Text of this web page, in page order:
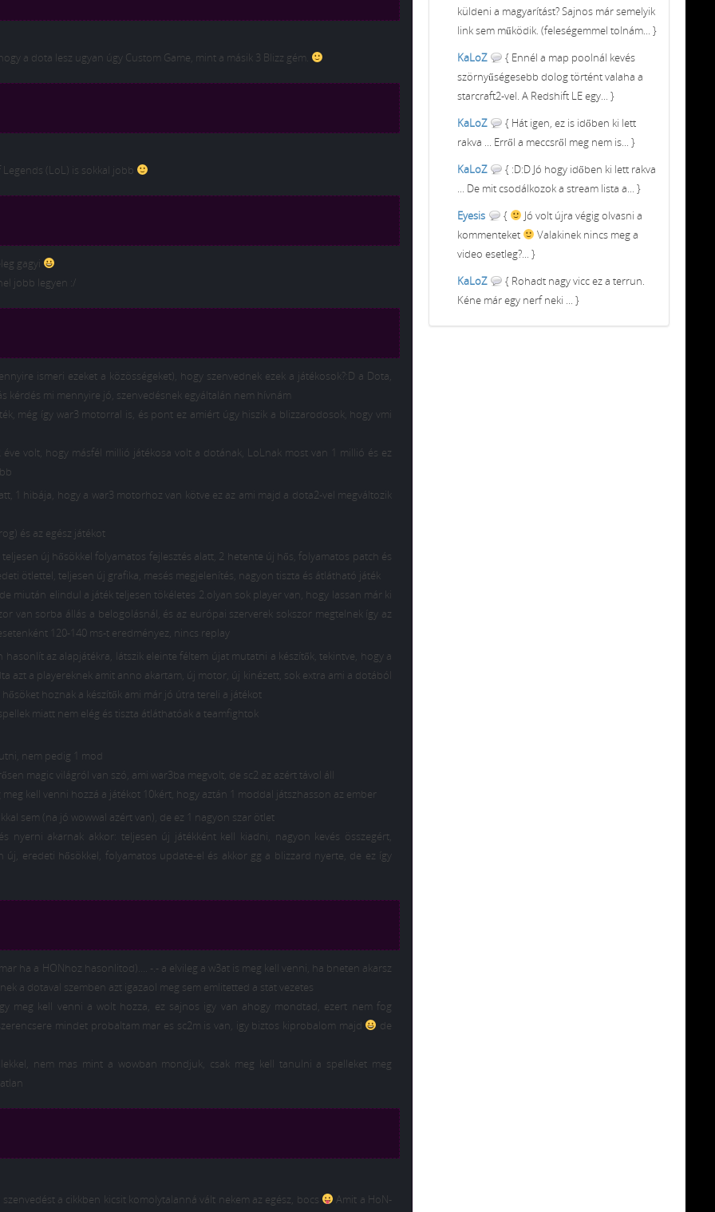
a dota lesz ugyan úgy Custom Game, mint a másik 3 Blizz gém.
(LoL) is sokkal jobb
gagyi
jobb legyen :/
ismeri ezeket a közösségeket), hogy szenvednek ezek a játékosok?:D a Dota,
kérdés mi mennyire jó, szenvedésnek egyáltalán nem hívnám
még így war3 motorral is, és pont ez amiért úgy hiszik a blizzarodosok, hogy vmi
volt, hogy másfél millió játékosa volt a dotának, LoLnak most van 1 millió és ez
1 hibája, hogy a war3 motorhoz van kötve ez az ami majd a dota2-vel megváltozik
és az egész játékot
új hősökkel folyamatos fejlesztés alatt, 2 hetente új hős, folyamatos patch és
ötlettel, teljesen új grafika, mesés megjelenítés, nagyon tiszta és átlátható játék
miután elindul a játék teljesen tökéletes 2.olyan sok player van, hogy lassan már ki
van sorba állás a belogolásnál, és az európai szerverek sokszor megtelnek így az
120-140 ms-t eredményez, nincs replay
hasonlít az alapjátékra, látszik eleinte féltem újat mutatni a készítők, tekintve, hogy a
azt a playereknek amit anno akartam, új motor, új kinézett, sok extra ami a dotából
hoznak a készítők ami már jó útra tereli a játékot
miatt nem elég és tiszta átláthatóak a teamfightok
nem pedig 1 mod
magic világról van szó, ami war3ba megvolt, de sc2 az azért távol áll
kell venni hozzá a játékot 10kért, hogy aztán 1 moddal játszhasson az ember
sem (na jó wowwal azért van), de ez 1 nagyon szar ötlet
nyerni akarnak akkor: teljesen új játékként kell kiadni, nagyon kevés összegért,
új, eredeti hősökkel, folyamatos update-el és akkor gg a blizzard nyerte, de ez így
ha a HONhoz hasonlitod)…. -.- a elvileg a w3at is meg kell venni, ha bneten akarsz
a dotaval szemben azt igazaol meg sem emlitetted a stat vezetes
meg kell venni a wolt hozza, ez sajnos igy van ahogy mondtad, ezert nem fog
mindet probaltam mar es sc2m is van, igy biztos kiprobalom majd
de
nem mas mint a wowban mondjuk, csak meg kell tanulni a spelleket meg
a cikkben kicsit komolytalanná vált nekem az egész, bocs
Amit a HoN-
küldeni a magyarítást? Sajnos már semelyik
link sem működik. (feleségemmel tolnám... }
KaLoZ
{ Ennél a map poolnál kevés
szörnyűségesebb dolog történt valaha a
starcraft2-vel. A Redshift LE egy... }
KaLoZ
{ Hát igen, ez is időben ki lett
rakva ... Erről a meccsről meg nem is... }
KaLoZ
{ :D:D Jó hogy időben ki lett rakva
... De mit csodálkozok a stream lista a... }
Eyesis
{
Jó volt újra végig olvasni a
kommenteket
Valakinek nincs meg a
video esetleg?... }
KaLoZ
{ Rohadt nagy vicc ez a terrun.
Kéne már egy nerf neki ... }